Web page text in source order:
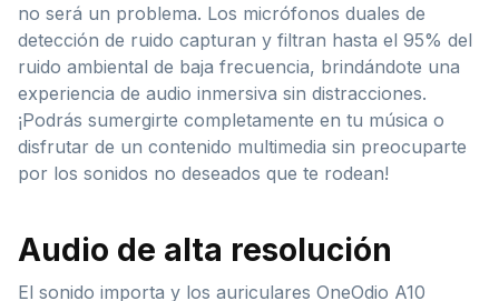
no será un problema. Los micrófonos duales de
detección de ruido capturan y filtran hasta el 95% del
ruido ambiental de baja frecuencia, brindándote una
experiencia de audio inmersiva sin distracciones.
¡Podrás sumergirte completamente en tu música o
disfrutar de un contenido multimedia sin preocuparte
por los sonidos no deseados que te rodean!
Audio de alta resolución
El sonido importa y los auriculares OneOdio A10